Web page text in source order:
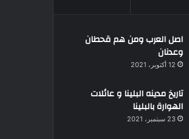
اصل العرب ومن هم قحطان
وعدنان
12 أكتوبر، 2021
تاريخ مدينه البلينا و عائلات
الهوارة بالبلينا
23 سبتمبر، 2021